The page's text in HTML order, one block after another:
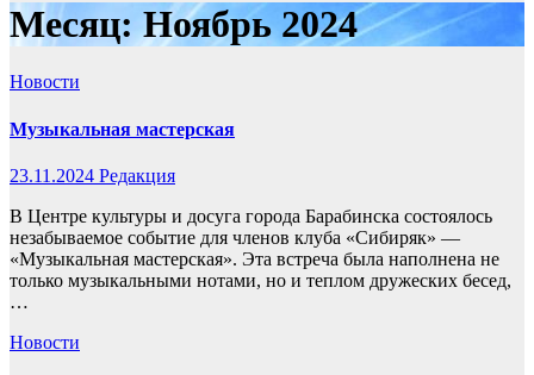
Месяц:Ноябрь 2024
Новости
Музыкальная мастерская
23.11.2024 Редакция
В Центре культуры и досуга города Барабинска состоялось
незабываемое событие для членов клуба «Сибиряк» —
«Музыкальная мастерская». Эта встреча была наполнена не
только музыкальными нотами, но и теплом дружеских бесед,
…
Новости